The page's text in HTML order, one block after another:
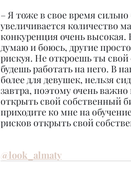
– Я тоже в свое время
увеличивается количество
конкуренция очень
думаю и боюсь, другие
рискуя. Не откроешь ты
будешь работать на него. В
более для девушек, нельзя
завтра, поэтому очень
открыть свой собственный
приходите ко мне на
рисков открыть свой
@look_almaty